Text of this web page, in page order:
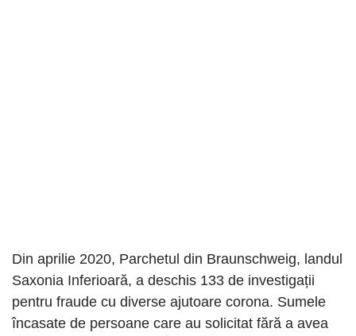
Din aprilie 2020, Parchetul din Braunschweig, landul
Saxonia Inferioară, a deschis 133 de investigații
pentru fraude cu diverse ajutoare corona. Sumele
încasate de persoane care au solicitat fără a avea